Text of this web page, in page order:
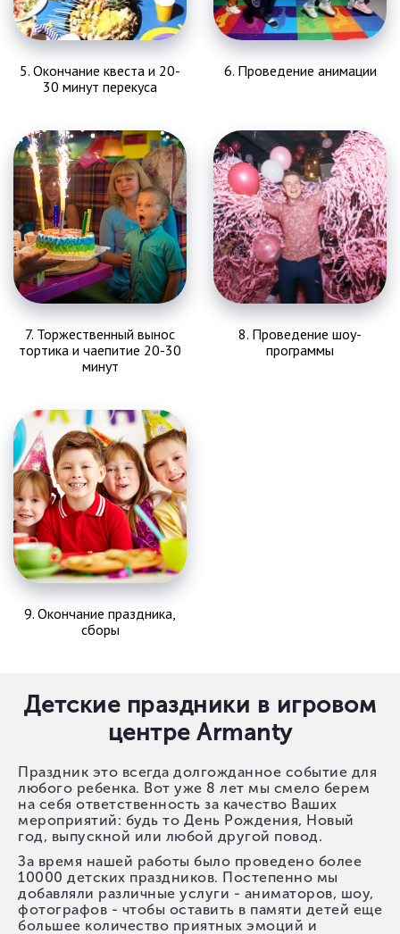
6. Проведение анимации
5. Окончание квеста и 20-
30 минут перекуса
7. Торжественный вынос
тортика и чаепитие 20-30
минут
8. Проведение шоу-
программы
9. Окончание праздника,
сборы
Детские праздники в игровом
центре Armanty
Праздник это всегда долгожданное событие для
любого ребенка. Вот уже 8 лет мы смело берем
на себя ответственность за качество Ваших
мероприятий: будь то День Рождения, Новый
год, выпускной или любой другой повод.
За время нашей работы было проведено более
10000 детских праздников. Постепенно мы
добавляли различные услуги - аниматоров, шоу,
фотографов - чтобы оставить в памяти детей еще
большее количество приятных эмоций и